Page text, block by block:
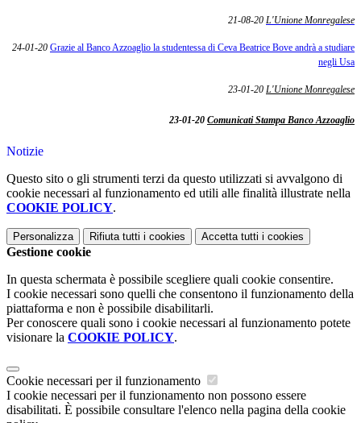
21-08-20 L'Unione Monregalese
24-01-20 Grazie al Banco Azzoaglio la studentessa di Ceva Beatrice Bove andrà a studiare
negli Usa
23-01-20 L'Unione Monregalese
23-01-20 Comunicati Stampa Banco Azzoaglio
Notizie
Questo sito o gli strumenti terzi da questo utilizzati si avvalgono di
cookie necessari al funzionamento ed utili alle finalità illustrate nella
COOKIE POLICY.
Personalizza Rifiuta tutti i cookies Accetta tutti i cookies
Gestione cookie
In questa schermata è possibile scegliere quali cookie consentire.
I cookie necessari sono quelli che consentono il funzionamento della
piattaforma e non è possibile disabilitarli.
Per conoscere quali sono i cookie necessari al funzionamento potete
visionare la COOKIE POLICY.
Cookie necessari per il funzionamento
I cookie necessari per il funzionamento non possono essere
disabilitati. È possibile consultare l'elenco nella pagina della cookie